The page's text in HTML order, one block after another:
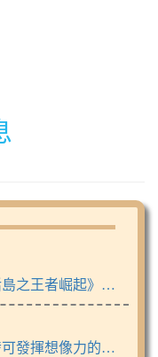
飛霆文教雙語夏令營《復活島之王者崛起》引領AI原生世代 接軌成為未來領袖
解鎖新技能，美科學家開發可發揮想像力的人工智慧系統